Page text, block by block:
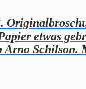
etwas
Schilson.